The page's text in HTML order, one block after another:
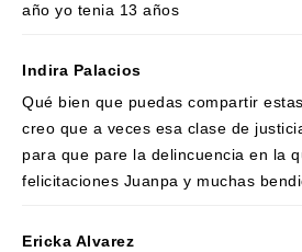
año yo tenia 13 años
Indira Palacios
Qué bien que puedas compartir
creo que a veces esa clase de
para que pare la delincuencia en la
felicitaciones Juanpa y muchas
Ericka Alvarez